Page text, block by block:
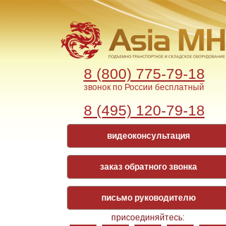
8 (800) 775-79-18
звонок по России бесплатный
8 (495) 120-79-18
видеоконсультация
заказ обратного звонка
письмо руководителю
присоединяйтесь: